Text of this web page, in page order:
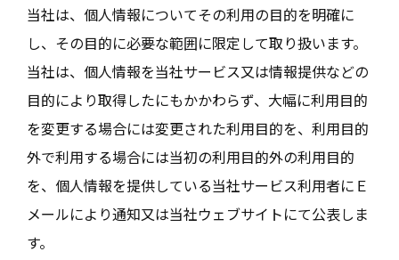
当社は、個人情報についてその利用の目的を明確に
し、その目的に必要な範囲に限定して取り扱います。
当社は、個人情報を当社サービス又は情報提供などの
目的により取得したにもかかわらず、大幅に利用目的
を変更する場合には変更された利用目的を、利用目的
外で利用する場合には当初の利用目的外の利用目的
を、個人情報を提供している当社サービス利用者にＥ
メールにより通知又は当社ウェブサイトにて公表しま
す。